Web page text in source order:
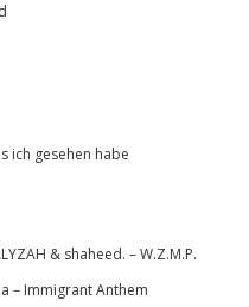
ich gesehen habe
& shaheed. – W.Z.M.P.
– Immigrant Anthem